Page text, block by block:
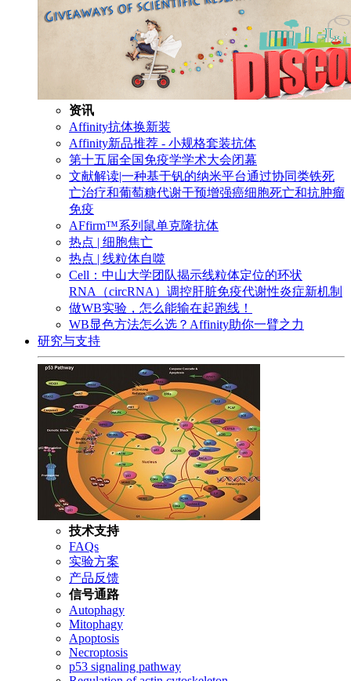
资讯
Affinity抗体换新装
Affinity新品推荐 - 小规格套装抗体
第十五届全国免疫学学术大会闭幕
文献解读|一种基于钒的纳米平台通过协同类铁死
亡治疗和葡萄糖代谢干预增强癌细胞死亡和抗肿瘤
免疫
AFfirm™系列鼠单克隆抗体
热点 | 细胞焦亡
热点 | 线粒体自噬
Cell：中山大学团队揭示线粒体定位的环状
RNA（circRNA）调控肝脏免疫代谢性炎症新机制
做WB实验，怎么能输在起跑线！
WB显色方法怎么选？Affinity助你一臂之力
研究与支持
技术支持
FAQs
实验方案
产品反馈
信号通路
Autophagy
Mitophagy
Apoptosis
Necroptosis
p53 signaling pathway